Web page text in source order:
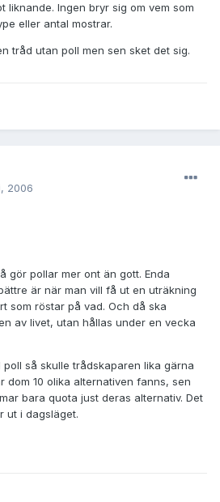
liknande. Ingen bryr sig om vem som
eller antal mostrar.
tråd utan poll men sen sket det sig.
2006
gör pollar mer ont än gott. Enda
är när man vill få ut en uträkning
som röstar på vad. Och då ska
av livet, utan hållas under en vecka
så skulle trådskaparen lika gärna
dom 10 olika alternativen fanns, sen
bara quota just deras alternativ. Det
ut i dagsläget.